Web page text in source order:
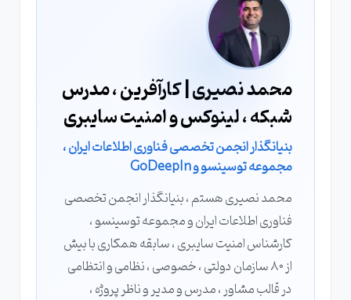
محمد نصیری | کارآفرین ، مدرس
شبکه ، لینوکس و امنیت سایبری
بنیانگذار انجمن تخصصی فناوری اطلاعات ایران ،
مجموعه توسینسو و GoDeepIn
محمد نصیری هستم ، بنیانگذار انجمن تخصصی
فناوری اطلاعات ایران و مجموعه توسینسو ،
کارشناس امنیت سایبری ، سابقه همکاری با بیش
از 80 سازمان دولتی ، خصوصی ، نظامی و انتظامی
در قالب مشاور ، مدرس و مدیر و ناظر پروژه ،